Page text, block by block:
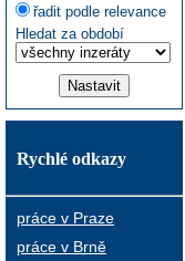
řadit podle relevance
Hledat za období
Rychlé odkazy
práce v Praze
práce v Brně